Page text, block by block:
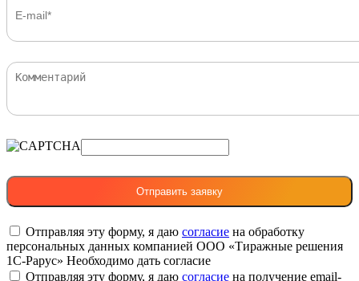
Отправляя эту форму, я даю согласие на обработку
персональных данных компанией ООО «Тиражные решения
1С-Рарус» Необходимо дать согласие
Отправляя эту форму, я даю согласие на получение email-